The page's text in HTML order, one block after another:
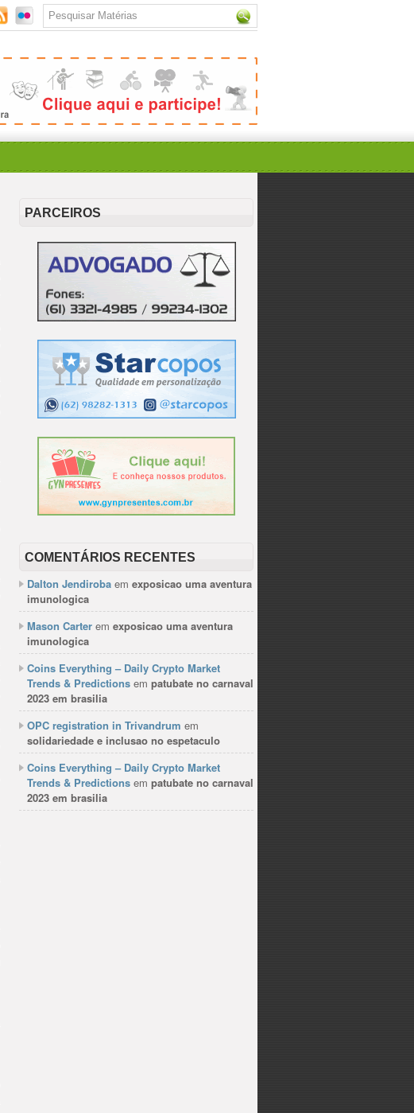
PARCEIROS
COMENTÁRIOS RECENTES
Dalton Jendiroba em exposicao uma aventura
imunologica
Mason Carter em exposicao uma aventura
imunologica
Coins Everything – Daily Crypto Market
Trends & Predictions em patubate no carnaval
2023 em brasilia
OPC registration in Trivandrum em
solidariedade e inclusao no espetaculo
Coins Everything – Daily Crypto Market
Trends & Predictions em patubate no carnaval
2023 em brasilia